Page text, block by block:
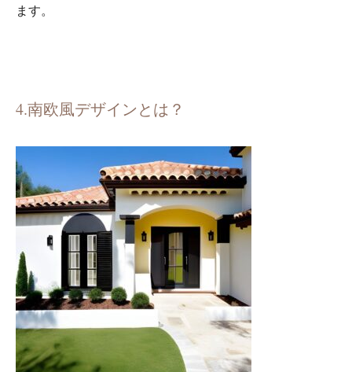
ます。
4.南欧風デザインとは？